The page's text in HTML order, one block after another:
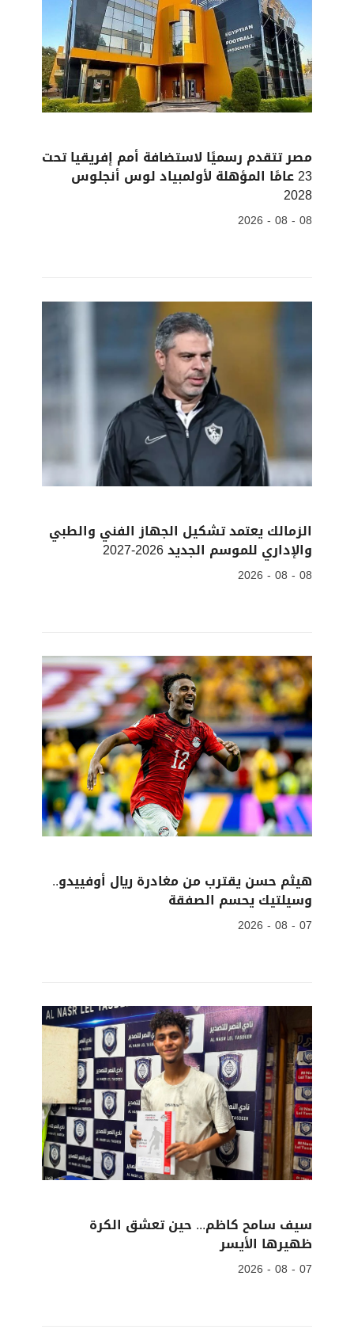
مصر تتقدم رسميًا لاستضافة أمم إفريقيا تحت
23 عامًا المؤهلة لأولمبياد لوس أنجلوس
2028
08 - 08 - 2026
الزمالك يعتمد تشكيل الجهاز الفني والطبي
والإداري للموسم الجديد 2026-2027
08 - 08 - 2026
هيثم حسن يقترب من مغادرة ريال أوفييدو..
وسيلتيك يحسم الصفقة
07 - 08 - 2026
سيف سامح كاظم... حين تعشق الكرة
ظهيرها الأيسر
07 - 08 - 2026